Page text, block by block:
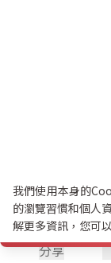
分享
我們使用本身的
的瀏覽習慣和個人
解更多資訊，您可